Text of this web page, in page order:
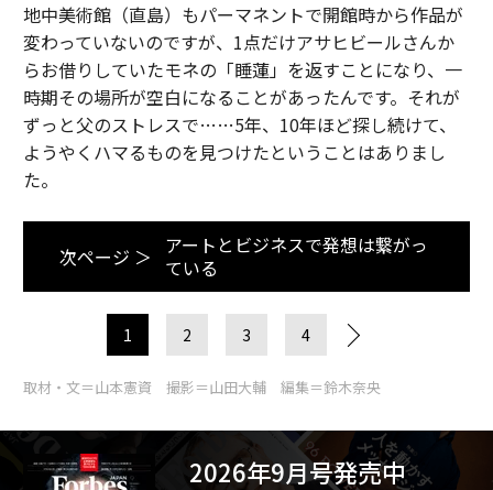
地中美術館（直島）もパーマネントで開館時から作品が
変わっていないのですが、1点だけアサヒビールさんか
らお借りしていたモネの「睡蓮」を返すことになり、一
時期その場所が空白になることがあったんです。それが
ずっと父のストレスで……5年、10年ほど探し続けて、
ようやくハマるものを見つけたということはありまし
た。
次ページ ＞
アートとビジネスで発想は繋がっ
ている
1 2 3 4
取材・文＝山本憲資 撮影＝山田大輔 編集＝鈴木奈央
2026年9月号発売中